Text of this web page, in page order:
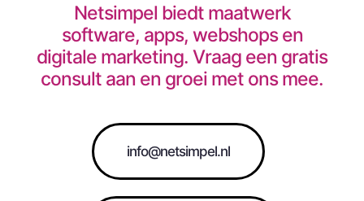
Netsimpel biedt maatwerk
software, apps, webshops en
digitale marketing. Vraag een gratis
consult aan en groei met ons mee.
info@netsimpel.nl